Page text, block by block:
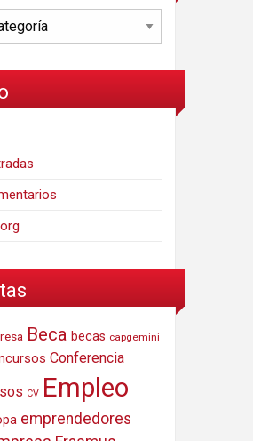
Beca becas capgemini
Conferencia
CV Empleo
emprendedores